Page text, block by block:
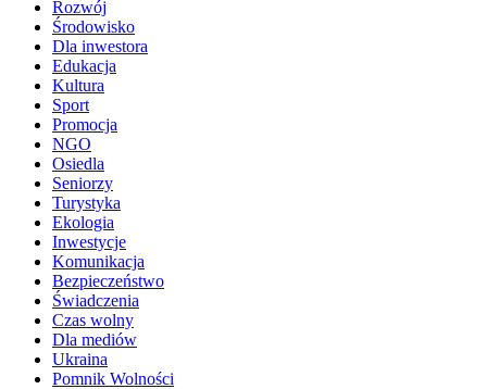
Rozwój
Środowisko
Dla inwestora
Edukacja
Kultura
Sport
Promocja
NGO
Osiedla
Seniorzy
Turystyka
Ekologia
Inwestycje
Komunikacja
Bezpieczeństwo
Świadczenia
Czas wolny
Dla mediów
Ukraina
Pomnik Wolności